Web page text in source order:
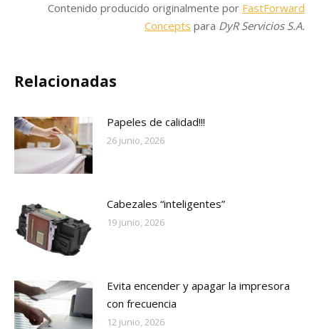
Contenido producido originalmente por FastForward
Concepts para DyR Servicios S.A.
Relacionadas
Papeles de calidad!!!
26 junio, 2026
Cabezales “inteligentes”
19 junio, 2026
Evita encender y apagar la impresora
con frecuencia
12 junio, 2026